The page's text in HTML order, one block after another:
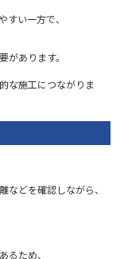
い一方で、
あります。
な施工につながりま
などを確認しながら、
るため、